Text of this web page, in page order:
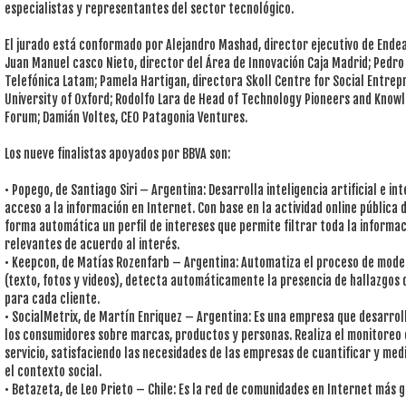
especialistas y representantes del sector tecnológico.
El jurado está conformado por Alejandro Mashad, director ejecutivo de
Juan Manuel casco Nieto, director del Área de Innovación Caja Madrid;
Telefónica Latam; Pamela Hartigan, directora Skoll Centre for Social
University of Oxford; Rodolfo Lara de Head of Technology Pioneers and
Forum; Damián Voltes, CEO Patagonia Ventures.
Los nueve finalistas apoyados por BBVA son:
• Popego, de Santiago Siri – Argentina: Desarrolla inteligencia artificial e
acceso a la información en Internet. Con base en la actividad online pública
forma automática un perfil de intereses que permite filtrar toda la
relevantes de acuerdo al interés.
• Keepcon, de Matías Rozenfarb – Argentina: Automatiza el proceso de
(texto, fotos y videos), detecta automáticamente la presencia de hallazgos
para cada cliente.
• SocialMetrix, de Martín Enriquez – Argentina: Es una empresa que
los consumidores sobre marcas, productos y personas. Realiza el
servicio, satisfaciendo las necesidades de las empresas de cuantificar y
el contexto social.
• Betazeta, de Leo Prieto – Chile: Es la red de comunidades en Internet más